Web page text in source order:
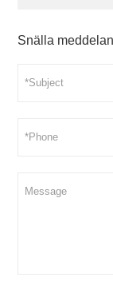
Snälla